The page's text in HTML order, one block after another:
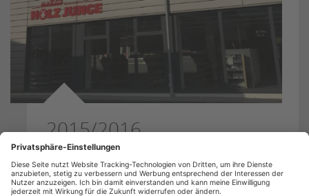
2015/2016
Neubau des Verwaltungsgebäudes...
Der immer größer werdenden